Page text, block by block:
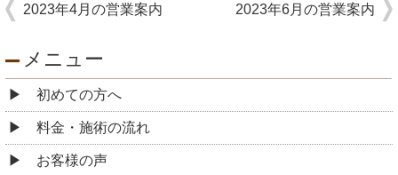
2023年4月の営業案内 2023年6月の営業案内
メニュー
初めての方へ
料金・施術の流れ
お客様の声